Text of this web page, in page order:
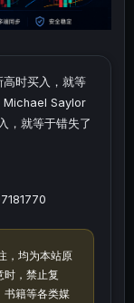
高时买入，就等
Michael Saylor
，就等于错失了
，均为本站原
时，禁止复
书籍等各类媒